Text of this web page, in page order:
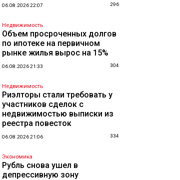
06.08.2026 22:07 296
Недвижимость
Объем просроченных долгов
по ипотеке на первичном
рынке жилья вырос на 15%
06.08.2026 21:33 304
Недвижимость
Риэлторы стали требовать у
участников сделок с
недвижимостью выписки из
реестра повесток
06.08.2026 21:06 334
Экономика
Рубль снова ушел в
депрессивную зону